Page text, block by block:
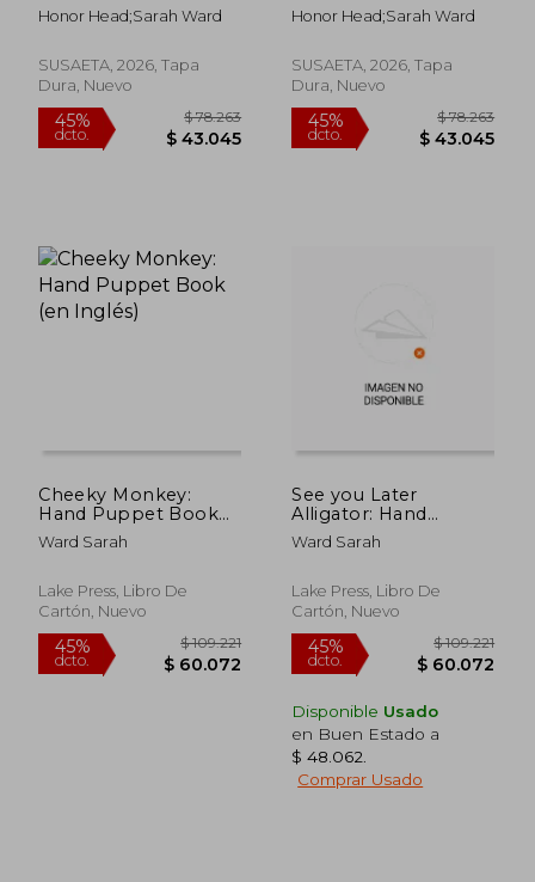
Honor Head;Sarah Ward
SUSAETA, 2026, Tapa
Dura, Nuevo
Honor Head;Sarah Ward
SUSAETA, 2026, Tapa
Dura, Nuevo
45%
Cheeky Monkey:
Hand Puppet Book
(en Inglés)
Ward Sarah
Lake Press, Libro De
Cartón, Nuevo
See you Later
Alligator: Hand
Puppet Book (en
Inglés)
Ward Sarah
Lake Press, Libro De
Cartón, Nuevo
Disponible Usado
en Buen Estado a
$ 48.062
Comprar Usado